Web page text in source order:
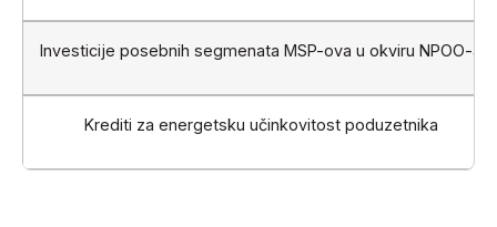
Investicije posebnih segmenata MSP-ova u okviru NPOO-a
Krediti za energetsku učinkovitost poduzetnika